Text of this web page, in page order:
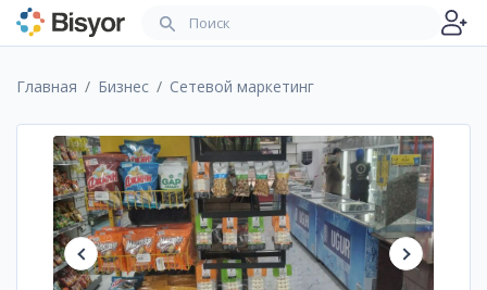
Главная Бизнес Сетевой маркетинг